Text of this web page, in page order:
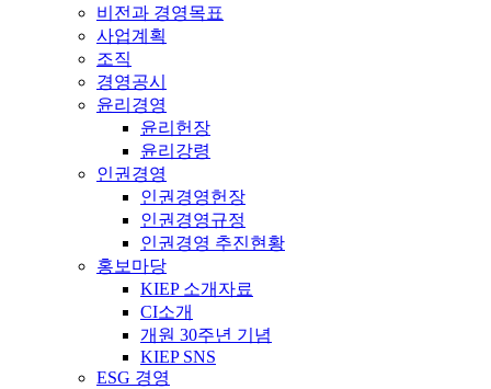
비전과 경영목표
사업계획
조직
경영공시
윤리경영
윤리헌장
윤리강령
인권경영
인권경영헌장
인권경영규정
인권경영 추진현황
홍보마당
KIEP 소개자료
CI소개
개원 30주년 기념
KIEP SNS
ESG 경영